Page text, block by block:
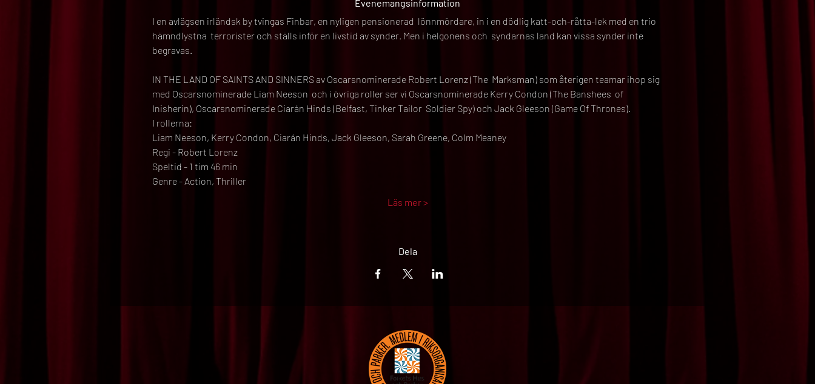
Evenemangsinformation
I en avlägsen irländsk by tvingas Finbar, en nyligen pensionerad  lönnmördare, in i en dödlig katt-och-råtta-lek med en trio
hämndlystna  terrorister och ställs inför en livstid av synder. Men i helgonens och  syndarnas land kan vissa synder inte
begravas.
IN THE LAND OF SAINTS AND SINNERS av Oscarsnominerade Robert Lorenz (The  Marksman) som återigen teamar ihop sig
med Oscarsnominerade Liam Neeson  och i övriga roller ser vi Oscarsnominerade Kerry Condon (The Banshees  of
Inisherin), Oscarsnominerade Ciarán Hinds (Belfast, Tinker Tailor  Soldier Spy) och Jack Gleeson (Game Of Thrones).
I rollerna:
Liam Neeson, Kerry Condon, Ciarán Hinds, Jack Gleeson, Sarah Greene, Colm Meaney
Regi - Robert Lorenz
Speltid - 1 tim 46 min
Genre - Action, Thriller
Läs mer >
Dela